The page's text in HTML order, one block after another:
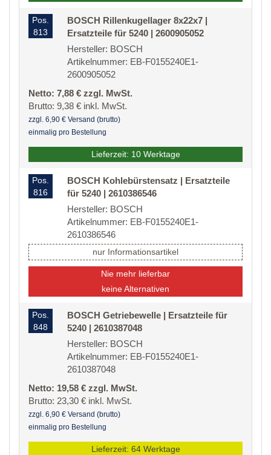
Pos.
813
BOSCH Rillenkugellager 8x22x7 |
Ersatzteile für 5240 | 2600905052
Hersteller: BOSCH
Artikelnummer: EB-F0155240E1-
2600905052
Netto: 7,88 € zzgl. MwSt.
Brutto: 9,38 € inkl. MwSt.
zzgl. 6,90 € Versand (brutto)
einmalig pro Bestellung
Lieferzeit: 10 Werktage
Pos.
816
BOSCH Kohlebürstensatz | Ersatzteile
für 5240 | 2610386546
Hersteller: BOSCH
Artikelnummer: EB-F0155240E1-
2610386546
nur Informationsartikel
Nie mehr lieferbar
keine Alternativen
Pos.
848
BOSCH Getriebewelle | Ersatzteile für
5240 | 2610387048
Hersteller: BOSCH
Artikelnummer: EB-F0155240E1-
2610387048
Netto: 19,58 € zzgl. MwSt.
Brutto: 23,30 € inkl. MwSt.
zzgl. 6,90 € Versand (brutto)
einmalig pro Bestellung
Lieferzeit: 64 Werktage